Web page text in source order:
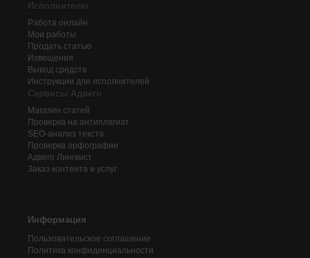
Исполнителю
Работа онлайн
Мои работы
Продать статью
Извещения
Вывод средств
Инструкции для исполнителей
Сервисы Адвего
Магазин статей
Проверка на антиплагиат
SEO-анализ текста
Проверка орфографии
Адвего Лингвист
Заказ контента и услуг
Информация
Пользовательское соглашение
Политика конфиденциальности